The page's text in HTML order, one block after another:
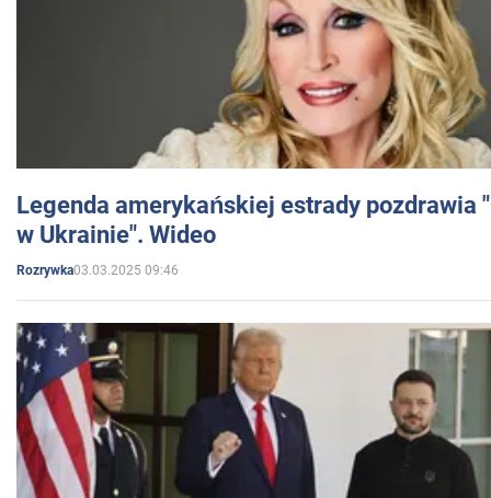
Legenda amerykańskiej estrady pozdrawia
w Ukrainie". Wideo
Rozrywka03.03.2025 09:46